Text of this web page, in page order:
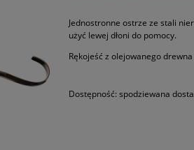
Jednostronne ostrze ze stali
użyć lewej dłoni do pomocy.
Rękojeść z olejowanego
Dostępność: spodziewana